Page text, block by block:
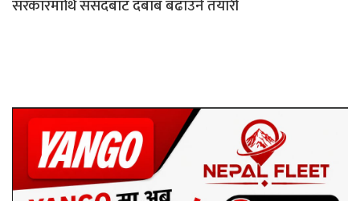
सरकारमाथि संसदबाट दबाब बढाउने तयारी